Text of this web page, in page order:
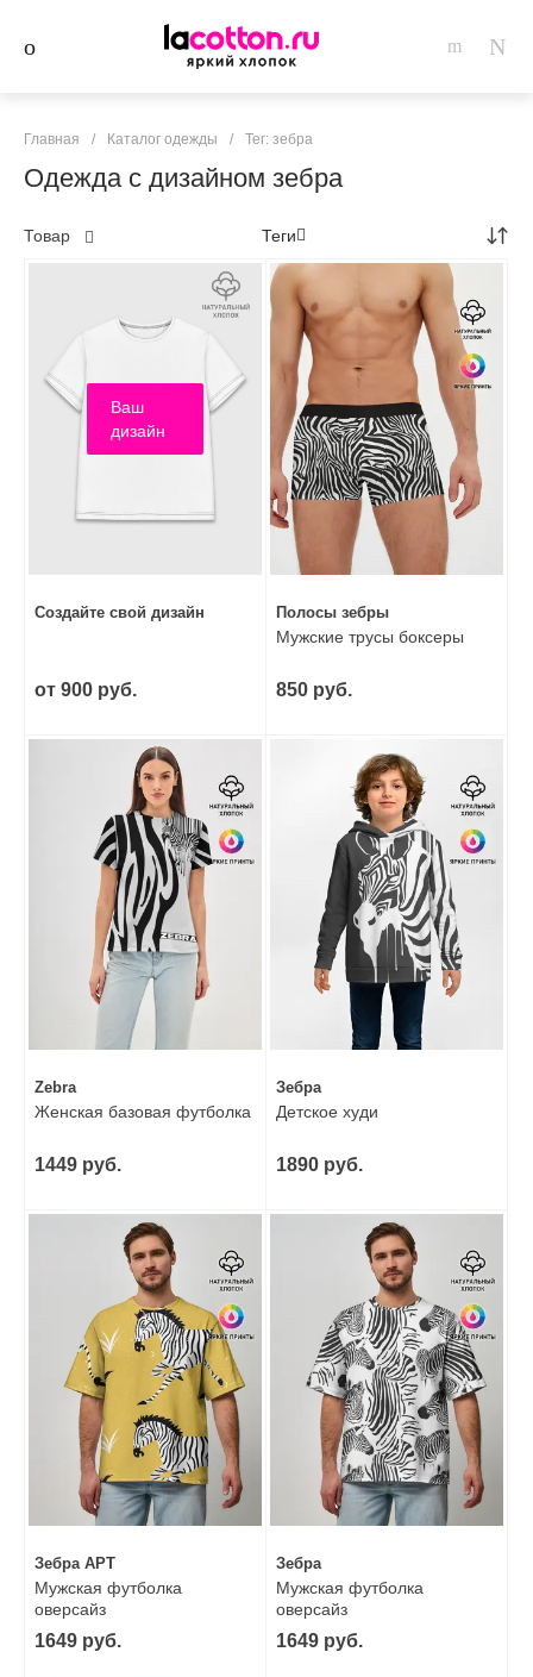
Главная / Каталог одежды / Тег: зебра
Одежда с дизайном зебра
Товар Теги
Ваш
дизайн
Создайте свой дизайн
от 900 руб.
Полосы зебры
Мужские трусы боксеры
850 руб.
Zebra
Женская базовая футболка
1449 руб.
Зебра
Детское худи
1890 руб.
Зебра АРТ
Мужская футболка
оверсайз
1649 руб.
Зебра
Мужская футболка
оверсайз
1649 руб.